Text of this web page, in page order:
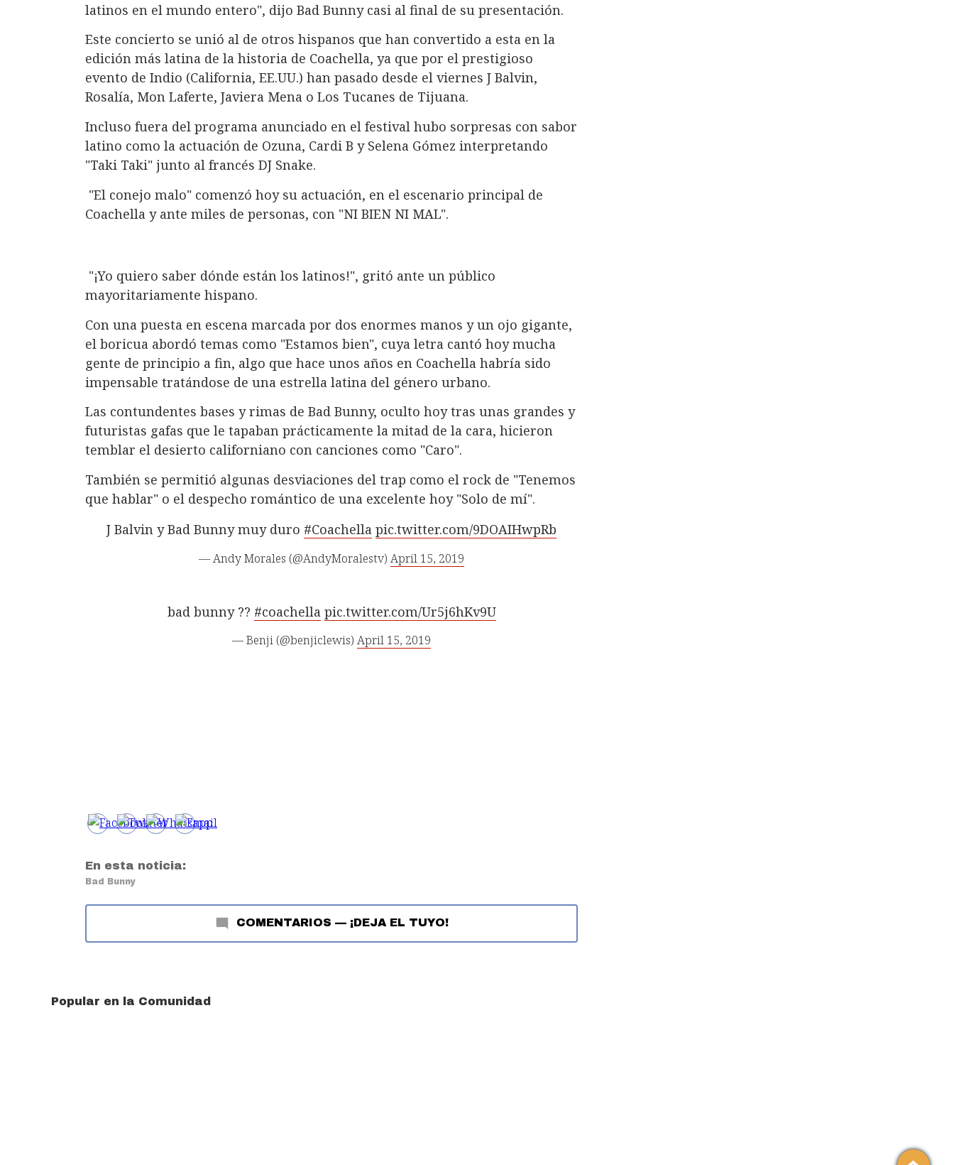
latinos en el mundo entero", dijo Bad Bunny casi al final de su presentación.
Este concierto se unió al de otros hispanos que han convertido a esta en la
edición más latina de la historia de Coachella, ya que por el prestigioso
evento de Indio (California, EE.UU.) han pasado desde el viernes J Balvin,
Rosalía, Mon Laferte, Javiera Mena o Los Tucanes de Tijuana.
Incluso fuera del programa anunciado en el festival hubo sorpresas con sabor
latino como la actuación de Ozuna, Cardi B y Selena Gómez interpretando
"Taki Taki" junto al francés DJ Snake.
"El conejo malo" comenzó hoy su actuación, en el escenario principal de
Coachella y ante miles de personas, con "NI BIEN NI MAL".
"¡Yo quiero saber dónde están los latinos!", gritó ante un público
mayoritariamente hispano.
Con una puesta en escena marcada por dos enormes manos y un ojo gigante,
el boricua abordó temas como "Estamos bien", cuya letra cantó hoy mucha
gente de principio a fin, algo que hace unos años en Coachella habría sido
impensable tratándose de una estrella latina del género urbano.
Las contundentes bases y rimas de Bad Bunny, oculto hoy tras unas grandes y
futuristas gafas que le tapaban prácticamente la mitad de la cara, hicieron
temblar el desierto californiano con canciones como "Caro".
También se permitió algunas desviaciones del trap como el rock de "Tenemos
que hablar" o el despecho romántico de una excelente hoy "Solo de mí".
J Balvin y Bad Bunny muy duro #Coachella pic.twitter.com/9DOAIHwpRb
— Andy Morales (@AndyMoralestv) April 15, 2019
bad bunny ?? #coachella pic.twitter.com/Ur5j6hKv9U
— Benji (@benjiclewis) April 15, 2019
En esta noticia:
Bad Bunny
COMENTARIOS — ¡DEJA EL TUYO!
Popular en la Comunidad